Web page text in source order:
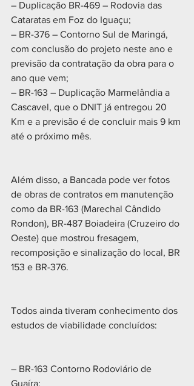
– Duplicação BR-469 – Rodovia das
Cataratas em Foz do Iguaçu;
– BR-376 – Contorno Sul de Maringá,
com conclusão do projeto neste ano e
previsão da contratação da obra para o
ano que vem;
– BR-163 – Duplicação Marmelândia a
Cascavel, que o DNIT já entregou 20
Km e a previsão é de concluir mais 9 km
até o próximo mês.
Além disso, a Bancada pode ver fotos
de obras de contratos em manutenção
como da BR-163 (Marechal Cândido
Rondon), BR-487 Boiadeira (Cruzeiro do
Oeste) que mostrou fresagem,
recomposição e sinalização do local, BR
153 e BR-376.
Todos ainda tiveram conhecimento dos
estudos de viabilidade concluídos:
– BR-163 Contorno Rodoviário de
Guaíra;